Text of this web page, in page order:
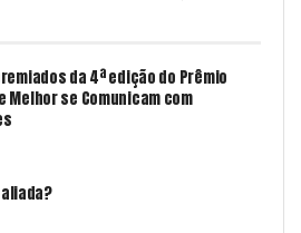
da 4ª edição do Prêmio
Melhor se Comunicam com